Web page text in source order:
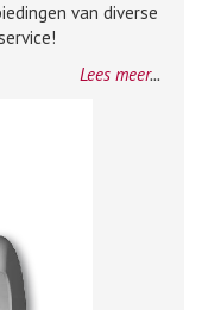
van diverse
Lees meer...